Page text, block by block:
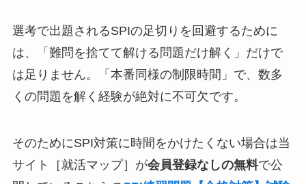
選考で出題されるSPIの足切りを回避するために
は、「難問を捨てて解ける問題だけ解く」だけで
は足りません。「本番同様の制限時間」で、数多
くの問題を解く経験が絶対に不可欠です。
そのためにSPI対策に時間をかけたくない場合は当
サイト［就活マップ］が会員登録なしの無料で公